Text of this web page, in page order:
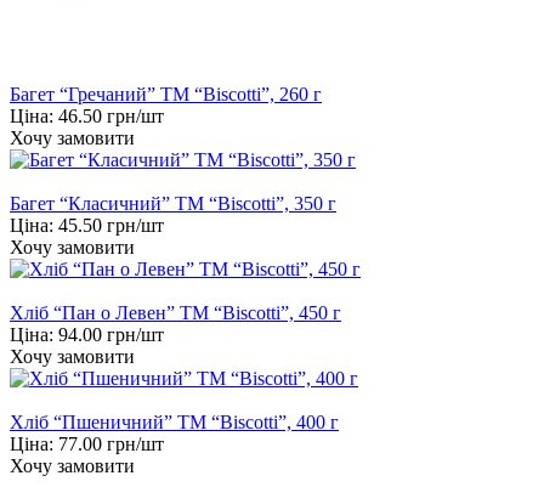
Багет “Гречаний” ТМ “Biscotti”, 260 г
Ціна: 46.50 грн/шт
Хочу замовити
Багет “Класичний” ТМ “Biscotti”, 350 г
Ціна: 45.50 грн/шт
Хочу замовити
Хліб “Пан о Левен” ТМ “Biscotti”, 450 г
Ціна: 94.00 грн/шт
Хочу замовити
Хліб “Пшеничний” ТМ “Biscotti”, 400 г
Ціна: 77.00 грн/шт
Хочу замовити